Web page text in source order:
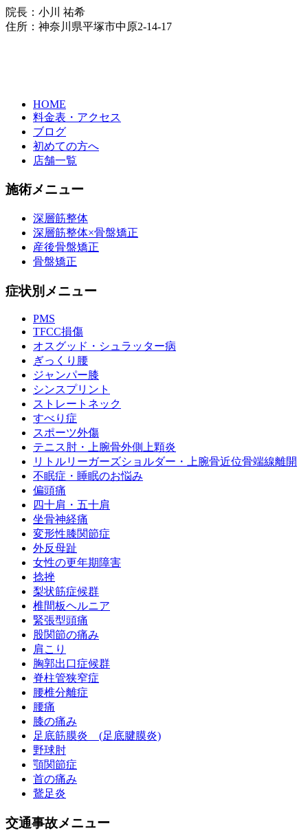
院長：小川 祐希
住所：神奈川県平塚市中原2-14-17
HOME
料金表・アクセス
ブログ
初めての方へ
店舗一覧
施術メニュー
深層筋整体
深層筋整体×骨盤矯正
産後骨盤矯正
骨盤矯正
症状別メニュー
PMS
TFCC損傷
オスグッド・シュラッター病
ぎっくり腰
ジャンパー膝
シンスプリント
ストレートネック
すべり症
スポーツ外傷
テニス肘・上腕骨外側上顆炎
リトルリーガーズショルダー・上腕骨近位骨端線離開
不眠症・睡眠のお悩み
偏頭痛
四十肩・五十肩
坐骨神経痛
変形性膝関節症
外反母趾
女性の更年期障害
捻挫
梨状筋症候群
椎間板ヘルニア
緊張型頭痛
股関節の痛み
肩こり
胸郭出口症候群
脊柱管狭窄症
腰椎分離症
腰痛
膝の痛み
足底筋膜炎 (足底腱膜炎)
野球肘
顎関節症
首の痛み
鵞足炎
交通事故メニュー